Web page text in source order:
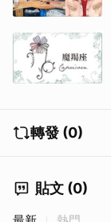
轉發 (0)
貼文 (0)